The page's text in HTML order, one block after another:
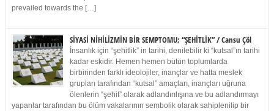
prevailed towards the […]
SİYASİ NİHİLİZMİN BİR SEMPTOMU; “ŞEHİTLİK” / Cansu Çöl
İnsanlık için “şehitlik” in tarihi, denilebilir ki “kutsal”ın tarihi
kadar eskidir. Hemen hemen bütün toplumlarda
birbirinden farklı ideolojiler, inançlar ve hatta meslek
grupları tarafından “kutsal” amaçları, inançları uğruna
ölenlerin “şehit” olarak adlandırılışına ve bu adlandırmayı
yapanlar tarafından bu ölüm vakalarının sembolik olarak sahiplenilip bir